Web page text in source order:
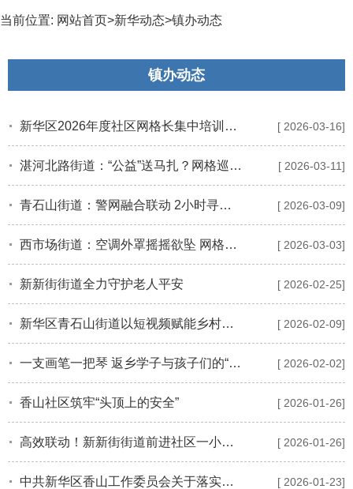
当前位置: 网站首页>新华动态>镇办动态
镇办动态
新华区2026年度社区网格长集中培训班开班 [ 2026-03-16]
湛河北路街道：“公益”送马扎？网格巡查智破骗局 [ 2026-03-11]
青石山街道：警网融合联动 2小时寻回失物 [ 2026-03-09]
西市场街道：空调外罩摇摇欲坠 网格长紧急排险 [ 2026-03-03]
新新街街道全力守护老人平安 [ 2026-02-25]
新华区青石山街道以短视频赋能乡村产业 [ 2026-02-09]
一支画笔一把琴 返乡学子与孩子们的“美育之约” [ 2026-02-02]
香山社区筑牢“头顶上的安全” [ 2026-01-26]
高效联动！新新街街道前进社区一小时解决居民水管冻裂难题 [ 2026-01-26]
中共新华区香山工作委员会关于落实区委第四巡察组反馈意见集中整改进展情况的通报 [ 2026-01-23]